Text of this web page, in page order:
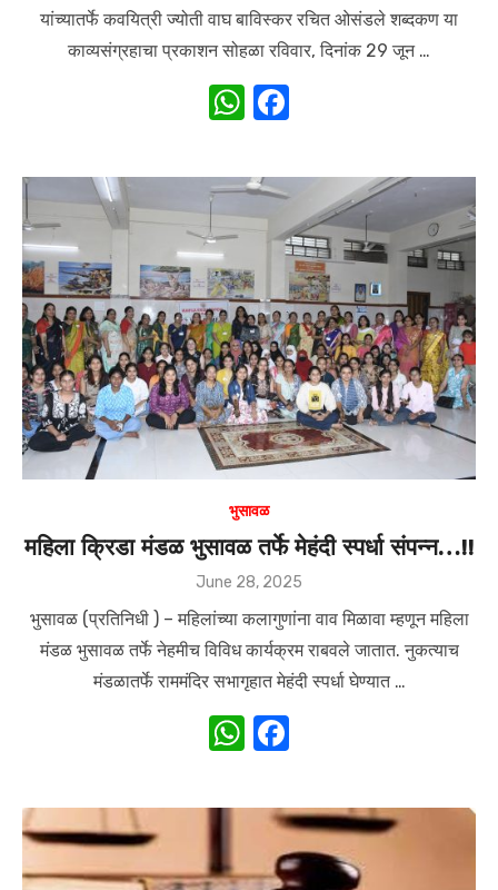
यांच्यातर्फे कवयित्री ज्योती वाघ बाविस्कर रचित ओसंडले शब्दकण या
काव्यसंग्रहाचा प्रकाशन सोहळा रविवार, दिनांक 29 जून …
W
at
s
A
p
p
c
e
b
o
o
k
भुसावळ
महिला क्रिडा मंडळ भुसावळ तर्फे मेहंदी स्पर्धा संपन्न…!!
Posted
June 28, 2025
भुसावळ (प्रतिनिधी ) – महिलांच्या कलागुणांना वाव मिळावा म्हणून महिला
मंडळ भुसावळ तर्फे नेहमीच विविध कार्यक्रम राबवले जातात. नुकत्याच
मंडळातर्फे राममंदिर सभागृहात मेहंदी स्पर्धा घेण्यात …
W
at
A
c
e
b